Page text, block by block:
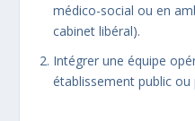
médico-social ou en
cabinet libéral).
Intégrer une équipe
établissement public ou